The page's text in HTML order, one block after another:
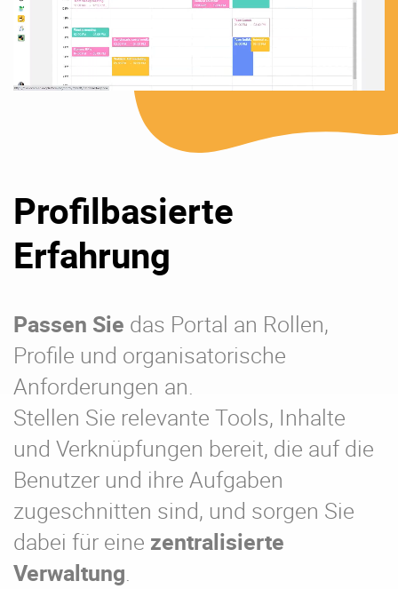
Profilbasierte
Erfahrung
Passen Sie das Portal an Rollen,
Profile und organisatorische
Anforderungen an.
Stellen Sie relevante Tools, Inhalte
und Verknüpfungen bereit, die auf die
Benutzer und ihre Aufgaben
zugeschnitten sind, und sorgen Sie
dabei für eine zentralisierte
Verwaltung.